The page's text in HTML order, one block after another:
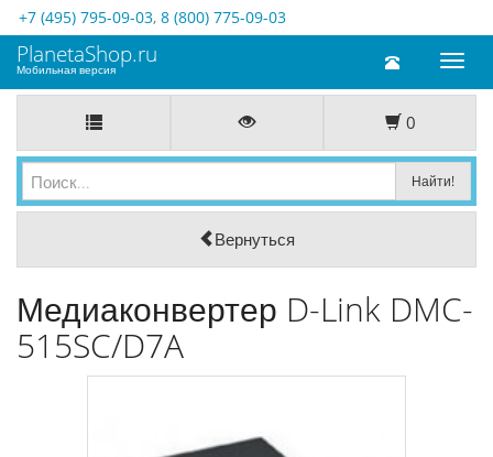
+7 (495) 795-09-03, 8 (800) 775-09-03
Toggle
PlanetaShop.ru
Мобильная версия
0
Вернуться
Медиаконвертер D-Link DMC-
515SC/D7A